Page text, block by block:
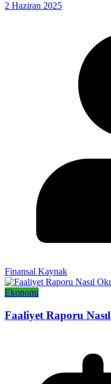
2 Haziran 2025
Finansal Kaynak
Ekonomi
Faaliyet Raporu